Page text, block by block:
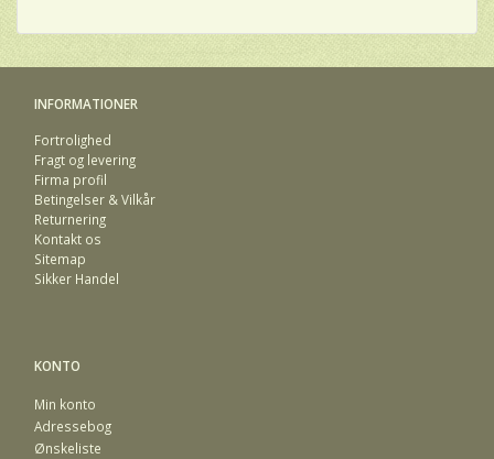
INFORMATIONER
Fortrolighed
Fragt og levering
Firma profil
Betingelser & Vilkår
Returnering
Kontakt os
Sitemap
Sikker Handel
KONTO
Min konto
Adressebog
Ønskeliste